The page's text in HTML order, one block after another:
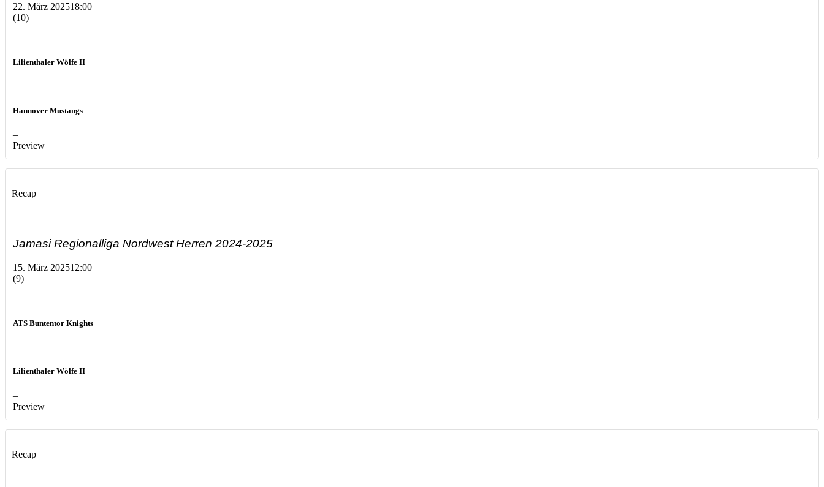
22. März 202518:00
(10)
Lilienthaler Wölfe II
Hannover Mustangs
–
Preview
Recap
Jamasi Regionalliga Nordwest Herren 2024-2025
15. März 202512:00
(9)
ATS Buntentor Knights
Lilienthaler Wölfe II
–
Preview
Recap